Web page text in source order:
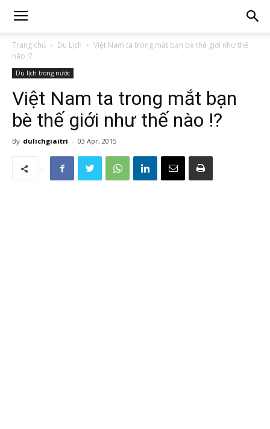
Trang chủ Du Lịch
Việt Nam ta trong mắt bạn bè thế giới như thế
nào !?
Du lịch trong nước
Việt Nam ta trong mắt bạn
bè thế giới như thế nào !?
By dulichgiaitri - 03 Apr, 2015